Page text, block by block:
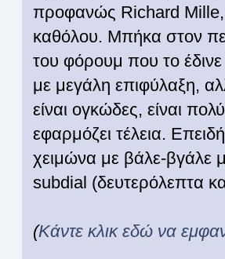
προφανώς Richard Mille,
καθόλου. Μπήκα στον
του φόρουμ που το
με μεγάλη επιφύλαξη,
είναι ογκώδες, είναι
εφαρμόζει τέλεια.
χειμώνα με βάλε-βγάλε
subdial (δευτερόλεπτα
(Κάντε κλικ εδώ να